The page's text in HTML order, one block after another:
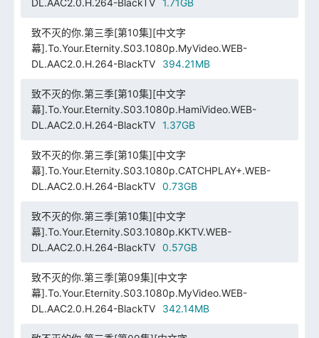
致不灭的你.第三季[第10集][中文字
幕].To.Your.Eternity.S03.1080p.MyVideo.WEB-
DL.AAC2.0.H.264-BlackTV
394.21MB
致不灭的你.第三季[第10集][中文字
幕].To.Your.Eternity.S03.1080p.HamiVideo.WEB-
DL.AAC2.0.H.264-BlackTV
1.37GB
致不灭的你.第三季[第10集][中文字
幕].To.Your.Eternity.S03.1080p.CATCHPLAY+.WEB-
DL.AAC2.0.H.264-BlackTV
0.73GB
致不灭的你.第三季[第10集][中文字
幕].To.Your.Eternity.S03.1080p.KKTV.WEB-
DL.AAC2.0.H.264-BlackTV
0.57GB
致不灭的你.第三季[第09集][中文字
幕].To.Your.Eternity.S03.1080p.MyVideo.WEB-
DL.AAC2.0.H.264-BlackTV
342.14MB